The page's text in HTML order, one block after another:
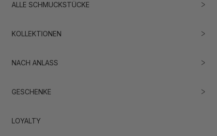
ALLE SCHMUCKSTÜCKE
KOLLEKTIONEN
NACH ANLASS
GESCHENKE
LOYALTY